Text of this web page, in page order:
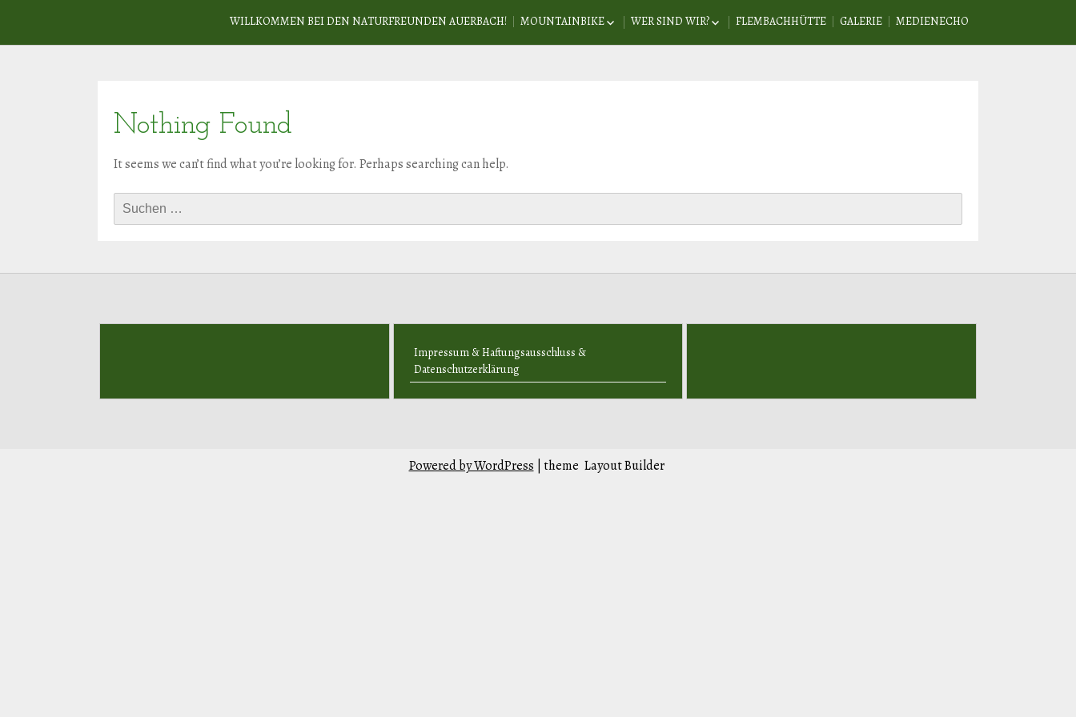
WILLKOMMEN BEI DEN NATURFREUNDEN AUERBACH! MOUNTAINBIKE WER SIND WIR? FLEMBACHHÜTTE GALERIE MEDIENECHO
Nothing Found
It seems we can’t find what you’re looking for. Perhaps searching can help.
Suchen
nach:
Impressum & Haftungsausschluss &
Datenschutzerklärung
Powered by WordPress | theme Layout Builder